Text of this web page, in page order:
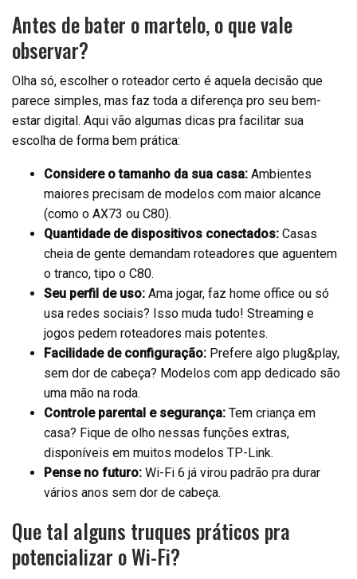
Antes de bater o martelo, o que vale
observar?
Olha só, escolher o roteador certo é aquela decisão que
parece simples, mas faz toda a diferença pro seu bem-
estar digital. Aqui vão algumas dicas pra facilitar sua
escolha de forma bem prática:
Considere o tamanho da sua casa: Ambientes
maiores precisam de modelos com maior alcance
(como o AX73 ou C80).
Quantidade de dispositivos conectados: Casas
cheia de gente demandam roteadores que aguentem
o tranco, tipo o C80.
Seu perfil de uso: Ama jogar, faz home office ou só
usa redes sociais? Isso muda tudo! Streaming e
jogos pedem roteadores mais potentes.
Facilidade de configuração: Prefere algo plug&play,
sem dor de cabeça? Modelos com app dedicado são
uma mão na roda.
Controle parental e segurança: Tem criança em
casa? Fique de olho nessas funções extras,
disponíveis em muitos modelos TP-Link.
Pense no futuro: Wi-Fi 6 já virou padrão pra durar
vários anos sem dor de cabeça.
Que tal alguns truques práticos pra
potencializar o Wi-Fi?